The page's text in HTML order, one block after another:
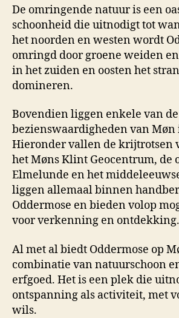
De omringende natuur is een
schoonheid die uitnodigt tot
het noorden en westen wordt
omringd door groene weiden
in het zuiden en oosten het
domineren.
Bovendien liggen enkele van
bezienswaardigheden van Møn
Hieronder vallen de krijtrotsen
het Møns Klint Geocentrum, de
Elmelunde en het
liggen allemaal binnen
Oddermose en bieden volop
voor verkenning en ontdekking.
Al met al biedt Oddermose op
combinatie van natuurschoon
erfgoed. Het is een plek die
ontspanning als activiteit, met
wils.